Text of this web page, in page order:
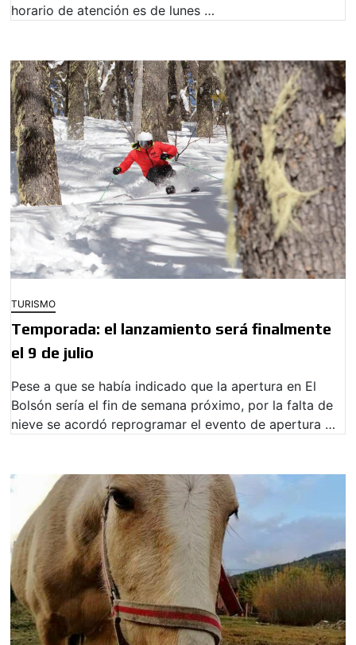
horario de atención es de lunes …
TURISMO
Temporada: el lanzamiento será finalmente
el 9 de julio
Pese a que se había indicado que la apertura en El
Bolsón sería el fin de semana próximo, por la falta de
nieve se acordó reprogramar el evento de apertura …